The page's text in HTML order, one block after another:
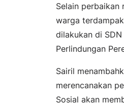
Selain perbaikan
warga
dilakukan di
Perlindungan
Sairil
merencanakan
Sosial akan